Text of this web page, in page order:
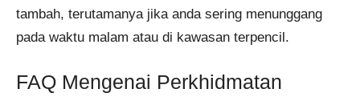
tambah, terutamanya jika anda sering menunggang
pada waktu malam atau di kawasan terpencil.
FAQ Mengenai Perkhidmatan